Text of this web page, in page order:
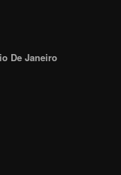
De Janeiro